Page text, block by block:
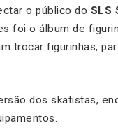
o público do SLS
foi o álbum de
trocar figurinhas,
dos skatistas,